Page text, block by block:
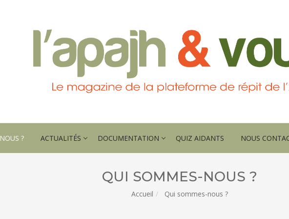
? ACTUALITÉS DOCUMENTATION QUIZ AIDANTS NOUS
QUI SOMMES-NOUS ?
Accueil Qui sommes-nous ?